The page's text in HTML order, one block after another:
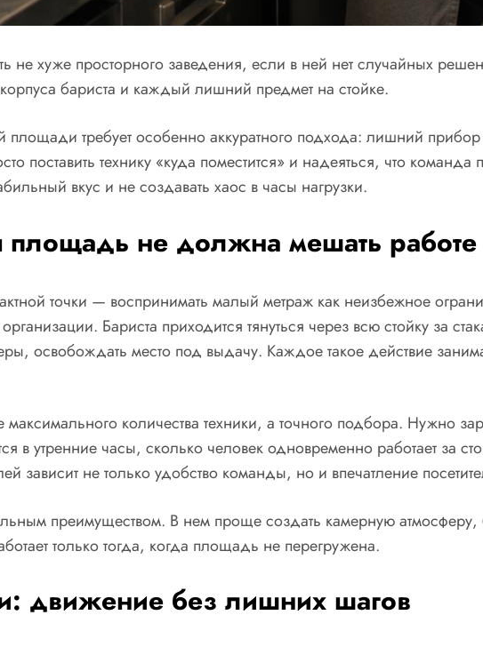
не хуже просторного заведения, если в ней нет случайных
бариста и каждый лишний предмет на стойке.
требует особенно аккуратного подхода: лишний
поставить технику «куда поместится» и надеяться, что команда
вкус и не создавать хаос в часы нагрузки.
площадь не должна мешать работе
точки — воспринимать малый метраж как неизбежное
Бариста приходится тянуться через всю стойку за
освобождать место под выдачу. Каждое такое действие
количества техники, а точного подбора. Нужно
в утренние часы, сколько человек одновременно работает за
зависит не только удобство команды, но и впечатление
преимуществом. В нем проще создать камерную атмосферу,
только тогда, когда площадь не перегружена.
движение без лишних шагов